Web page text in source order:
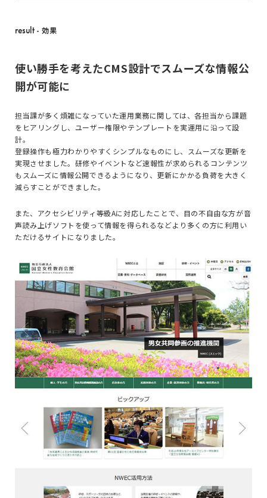
result- 効果
使い勝手を考えたCMS設計でスムーズな情報公
開が可能に
担当課が多く煩雑になっていた運用業務に関しては、各担当から課題
をヒアリングし、ユーザー権限やテンプレートを実運用に沿って設
計。
登録操作も極力わかりやすくシンプルなものにし、スムーズな更新を
実現させました。研修やイベントなど速報性が求められるコンテンツ
もスムーズに情報公開できるようになり、更新にかかる負荷を大きく
減らすことができました。
また、アクセシビリティ等級Aに対応したことで、目の不自由な方が音
声読み上げソフトを使って情報を得られるなどより多くの方に利用い
ただけるサイトになりました。